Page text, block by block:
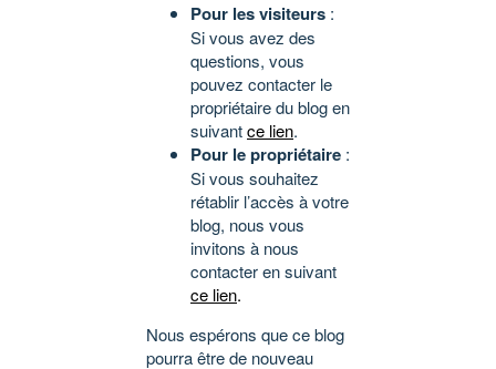
Pour les visiteurs :
Si vous avez des
questions, vous
pouvez contacter le
propriétaire du blog en
suivantce lien.
Pour le propriétaire :
Si vous souhaitez
rétablir l’accès à votre
blog, nous vous
invitons à nous
contacter en suivant
ce lien.
Nous espérons que ce blog
pourra être de nouveau